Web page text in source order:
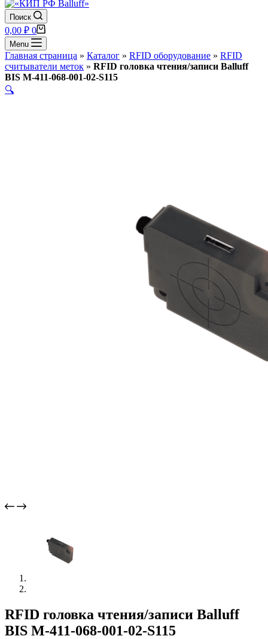
Поиск
Корзина
0,00 ₽ 0
Menu
Главная страница » Каталог » RFID оборудование » RFID
считыватели меток » RFID головка чтения/записи Balluff
BIS M-411-068-001-02-S115
🔍
RFID головка чтения/записи Balluff
BIS M-411-068-001-02-S115